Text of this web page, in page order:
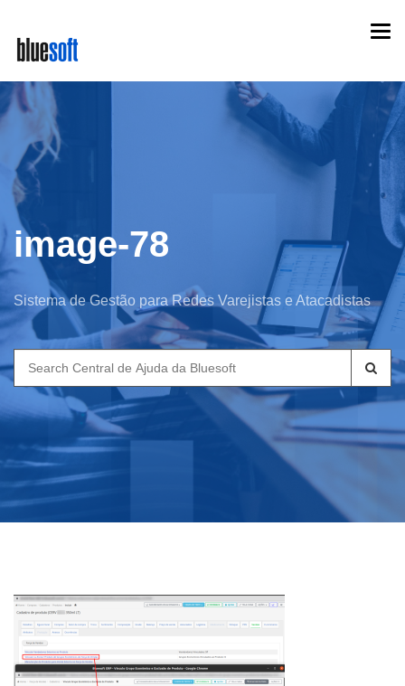
main
content
image-78
Sistema de Gestão para Redes Varejistas e Atacadistas
Search
for: